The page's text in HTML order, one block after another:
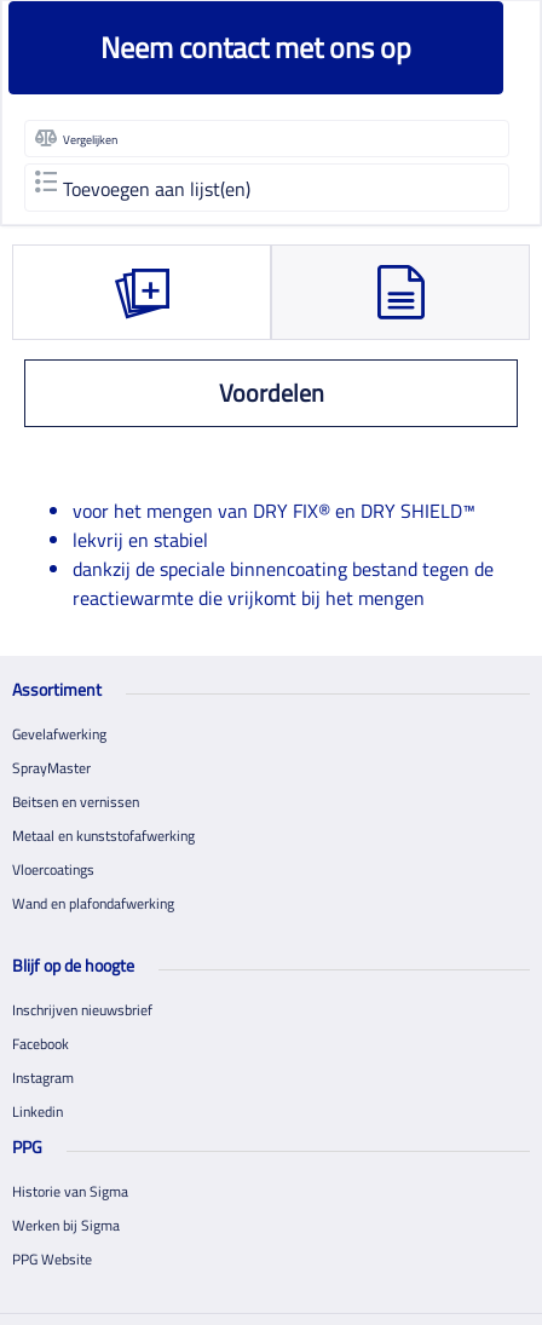
Neem contact met ons op
Vergelijken
Toevoegen aan lijst(en)
Voordelen
voor het mengen van DRY FIX® en DRY SHIELD™
lekvrij en stabiel
dankzij de speciale binnencoating bestand tegen de
reactiewarmte die vrijkomt bij het mengen
Assortiment
Gevelafwerking
SprayMaster
Beitsen en vernissen
Metaal en kunststofafwerking
Vloercoatings
Wand en plafondafwerking
Blijf op de hoogte
Inschrijven nieuwsbrief
Facebook
Instagram
Linkedin
PPG
Historie van Sigma
Werken bij Sigma
PPG Website